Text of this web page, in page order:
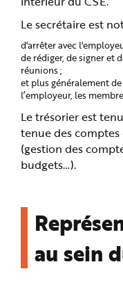
Le secrétaire est
d'arrêter avec
de rédiger, de signer et
réunions ;
et plus généralement
l’employeur, les
Le trésorier est
tenue des
(gestion des
budgets…).
au sein